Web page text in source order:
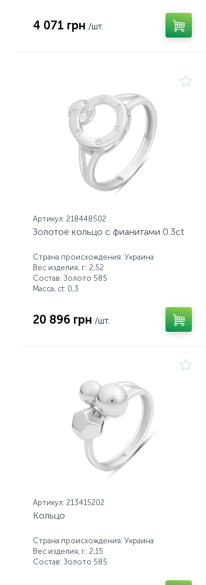
4 071 грн /шт.
Артикул: 218448502
Золотое кольцо с фианитами 0.3ct
Страна происхождения: Украина
Вес изделия, г.: 2,52
Состав: Золото 585
Масса, ct: 0,3
20 896 грн /шт.
Артикул: 213415202
Кольцо
Страна происхождения: Украина
Вес изделия, г.: 2,15
Состав: Золото 585